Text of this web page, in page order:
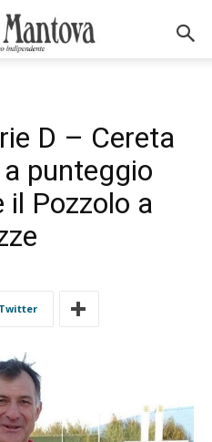
D – Cereta
punteggio
il Pozzolo a
Twitter